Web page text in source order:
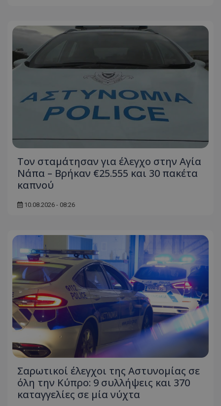
Τον σταμάτησαν για έλεγχο στην Αγία
Νάπα – Βρήκαν €25.555 και 30 πακέτα
καπνού
10.08.2026 - 08:26
Σαρωτικοί έλεγχοι της Αστυνομίας σε
όλη την Κύπρο: 9 συλλήψεις και 370
καταγγελίες σε μία νύχτα